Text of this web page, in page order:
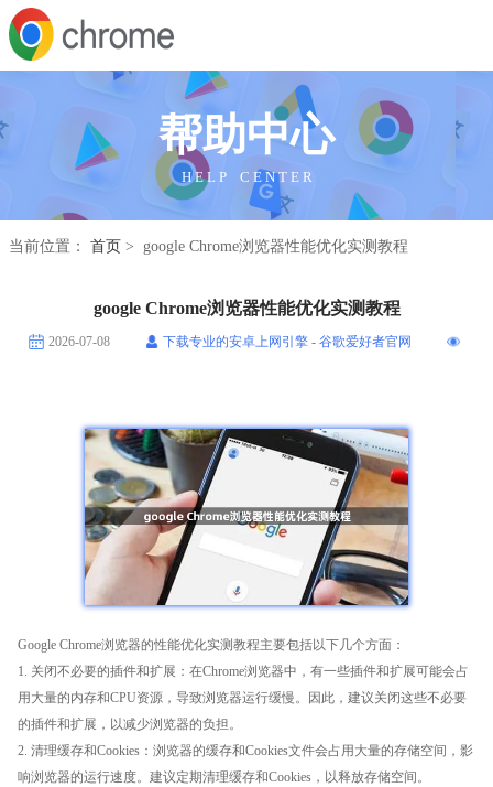
帮助中心
H E L P C E N T E R
当前位置： 首页 > google Chrome浏览器性能优化实测教程
google Chrome浏览器性能优化实测教程
2026-07-08 下载专业的安卓上网引擎 - 谷歌爱好者官网
Google Chrome浏览器的性能优化实测教程主要包括以下几个方面：
1. 关闭不必要的插件和扩展：在Chrome浏览器中，有一些插件和扩展可能会占
用大量的内存和CPU资源，导致浏览器运行缓慢。因此，建议关闭这些不必要
的插件和扩展，以减少浏览器的负担。
2. 清理缓存和Cookies：浏览器的缓存和Cookies文件会占用大量的存储空间，影
响浏览器的运行速度。建议定期清理缓存和Cookies，以释放存储空间。